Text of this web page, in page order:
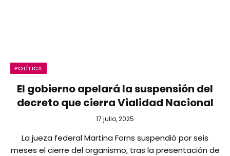
POLÍTICA
El gobierno apelará la suspensión del
decreto que cierra Vialidad Nacional
17 julio, 2025
La jueza federal Martina Forns suspendió por seis
meses el cierre del organismo, tras la presentación de